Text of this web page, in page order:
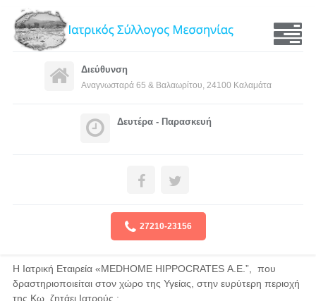
Διεύθυνση
Αναγνωσταρά 65 & Bαλαωρίτου, 24100 Καλαμάτα
Δευτέρα - Παρασκευή
27210-23156
Η Ιατρική Εταιρεία «MEDHOME HIPPOCRATES Α.Ε.”, που
δραστηριοποιείται στον χώρο της Υγείας, στην ευρύτερη περιοχή
της Κω, ζητάει Ιατρούς :